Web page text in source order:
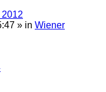
» in Wiener